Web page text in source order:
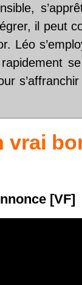
il peut
Léo
vrai
[VF]